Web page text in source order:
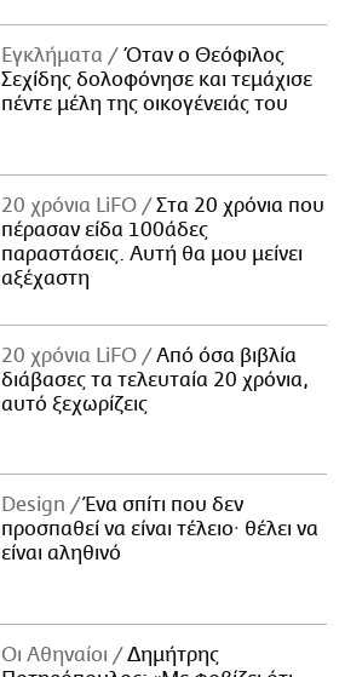
Εγκλήματα
Όταν ο Θεόφιλος
Σεχίδης δολοφόνησε και τεμάχισε
πέντε μέλη της οικογένειάς του
20 χρόνια LiFO
Στα 20 χρόνια που
πέρασαν είδα 100άδες
παραστάσεις. Αυτή θα μου μείνει
αξέχαστη
20 χρόνια LiFO
Από όσα βιβλία
διάβασες τα τελευταία 20 χρόνια,
αυτό ξεχωρίζεις
Design
Ένα σπίτι που δεν
προσπαθεί να είναι τέλειο· θέλει να
είναι αληθινό
Οι Αθηναίοι
Δημήτρης